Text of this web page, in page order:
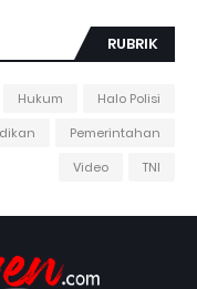
RUBRIK
Halo Polisi
Hukum
Pemerintahan
TNI
Video